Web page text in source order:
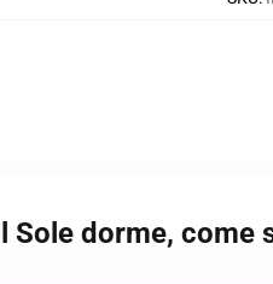
Sole dorme, come